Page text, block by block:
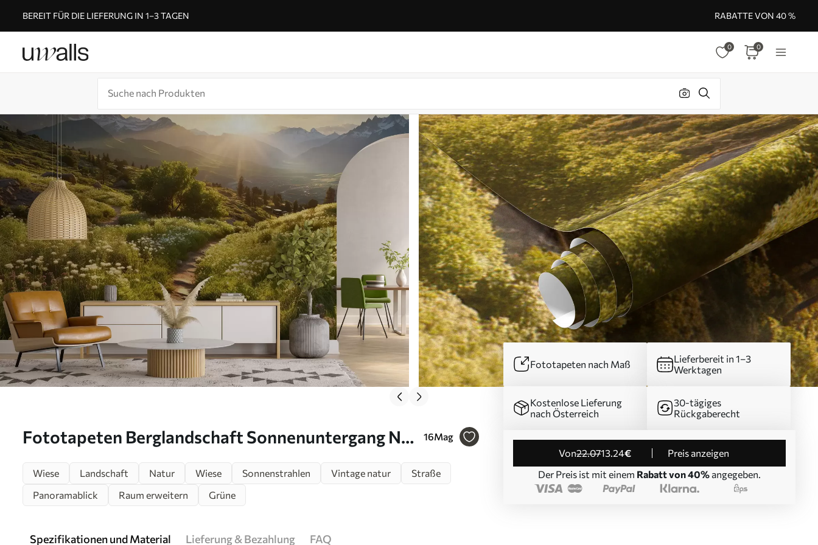
BEREIT FÜR DIE LIEFERUNG IN 1–3 TAGEN RABATTE VON 40 %
0 0
Fototapeten Berglandschaft Sonnenuntergang N°
16Mag
Fototapeten nach Maß
Lieferbereit in 1–3
Werktagen
Kostenlose Lieferung
nach Österreich
30-tägiges
Rückgaberecht
von22.0713.24€
Preis anzeigen
Der Preis ist mit einem Rabatt von 40% angegeben.
Wiese Landschaft Natur Wiese Sonnenstrahlen Vintage natur
Straße
Panoramablick
Raum erweitern Grüne
Spezifikationen und Material Lieferung & Bezahlung FAQ